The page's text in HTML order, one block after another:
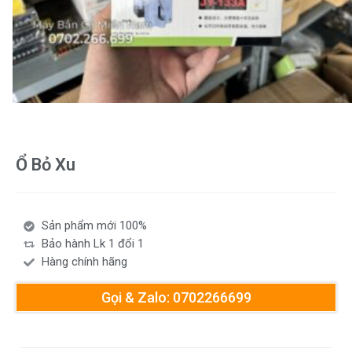
Ổ Bỏ Xu
Sản phẩm mới 100%
Bảo hành Lk 1 đổi 1
Hàng chính hãng
Gọi & Zalo: 0702266699